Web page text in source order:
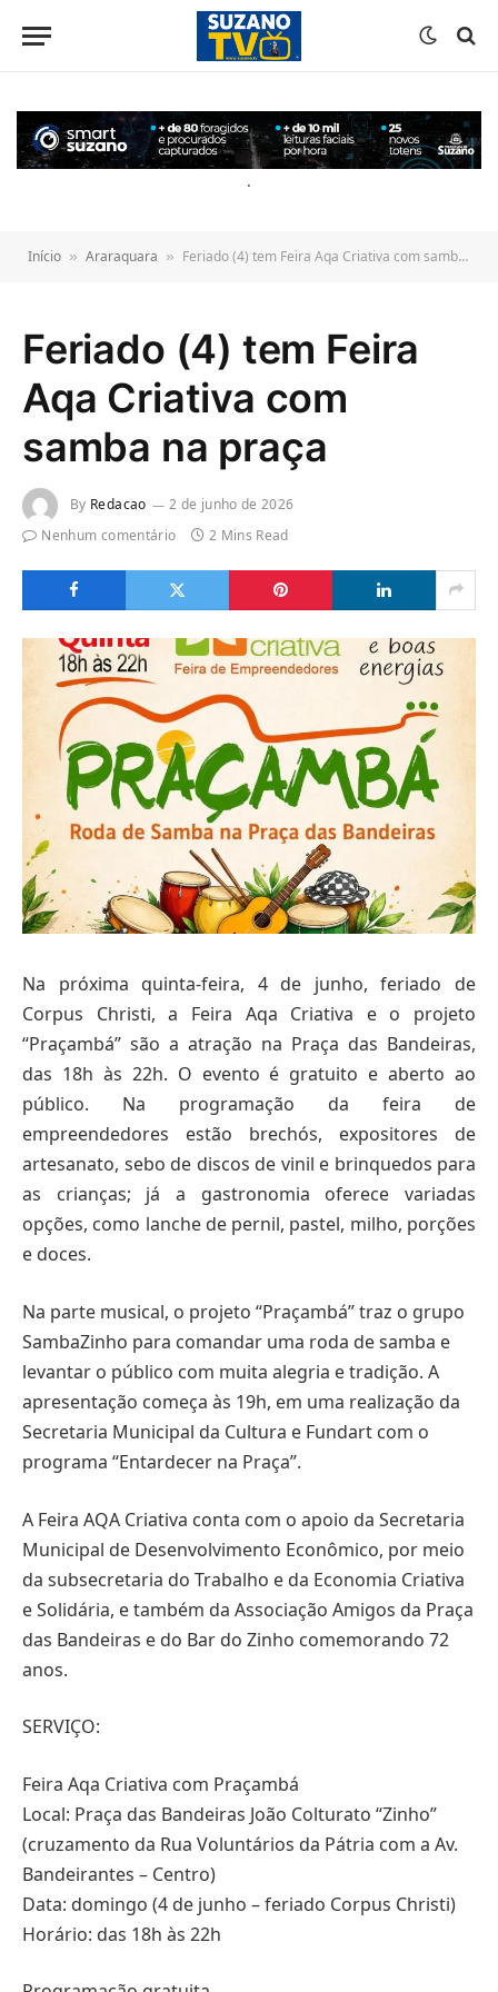
conteúdo
.
Início » Araraquara » Feriado (4) tem Feira Aqa Criativa com samba na praça
Feriado (4) tem Feira
Aqa Criativa com
samba na praça
By Redacao
2 de junho de 2026
Nenhum comentário
2 Mins Read
Na próxima quinta-feira, 4 de junho, feriado de
Corpus Christi, a Feira Aqa Criativa e o projeto
“Praçambá” são a atração na Praça das Bandeiras,
das 18h às 22h. O evento é gratuito e aberto ao
público. Na programação da feira de
empreendedores estão brechós, expositores de
artesanato, sebo de discos de vinil e brinquedos para
as crianças; já a gastronomia oferece variadas
opções, como lanche de pernil, pastel, milho, porções
e doces.
Na parte musical, o projeto “Praçambá” traz o grupo
SambaZinho para comandar uma roda de samba e
levantar o público com muita alegria e tradição. A
apresentação começa às 19h, em uma realização da
Secretaria Municipal da Cultura e Fundart com o
programa “Entardecer na Praça”.
A Feira AQA Criativa conta com o apoio da Secretaria
Municipal de Desenvolvimento Econômico, por meio
da subsecretaria do Trabalho e da Economia Criativa
e Solidária, e também da Associação Amigos da Praça
das Bandeiras e do Bar do Zinho comemorando 72
anos.
SERVIÇO:
Feira Aqa Criativa com Praçambá
Local: Praça das Bandeiras João Colturato “Zinho”
(cruzamento da Rua Voluntários da Pátria com a Av.
Bandeirantes – Centro)
Data: domingo (4 de junho – feriado Corpus Christi)
Horário: das 18h às 22h